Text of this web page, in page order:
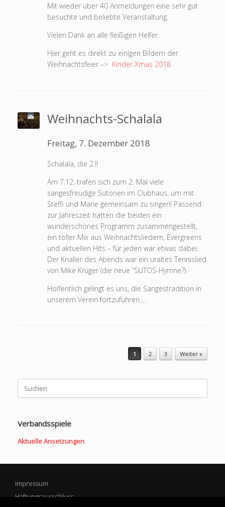
Mit wieder über 40 Anmeldungen eine sehr gut
besuchte und beliebte Veranstaltung.
Vielen Dank an alle fleißigen Helfer.
Hier geht es direkt zu einigen Bildern der
Weihnachtsfeier –> Kinder Xmas 2018
Weihnachts-Schalala
Freitag, 7. Dezember 2018
Schalala, die 2.!!
Am 7.12. trafen sich zum 2. Mal viele
sangesfreudige Sutonen im Clubhaus, um mit
Steffi und Marie gemeinsam zu singen! Passend
zur Jahreszeit hatten die beiden ein
wunderschönes Programm zusammengestellt,
ein toller Mix aus Weihnachtsliedern, Evergreens
und aktuellen Hits – für jeden war etwas dabei.
Der Knaller des Abends war ein uraltes Tennislied
von Mike Krüger (die neue “SUTOS-Hymne?).
Hoffentlich gelingt es uns, die Sangestradition in
unserem Verein fortzuführen….
1 2 3 Weiter »
Suchen
nach:
Verbandsspiele
Aktuelle Ansetzungen
Impressum
Haftungsausschluss